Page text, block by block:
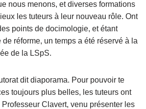
nous menons, et diverses formations
les tuteurs à leur nouveau rôle. Ont
points de docimologie, et étant
réforme, un temps a été réservé à la
de la LSpS.
dit diaporama. Pour pouvoir te
toujours plus belles, les tuteurs ont
Professeur Clavert, venu présenter les